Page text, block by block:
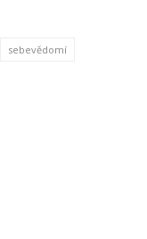
sebevědomí